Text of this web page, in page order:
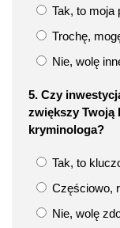
Tak, to moja
Trochę,
Nie, wolę
5. Czy
zwiększy Twoją
kryminologa?
Tak, to
Częściowo,
Nie, wolę